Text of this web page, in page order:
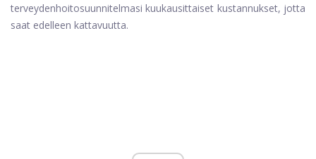
terveydenhoitosuunnitelmasi kuukausittaiset kustannukset, jotta
saat edelleen kattavuutta.